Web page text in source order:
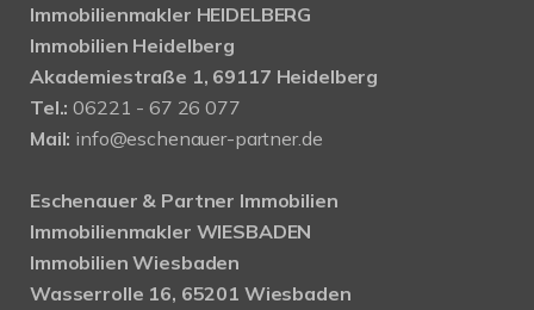
Immobilienmakler HEIDELBERG
Immobilien Heidelberg
Akademiestraße 1, 69117 Heidelberg
Tel.:06221 - 67 26 077
Mail: info@eschenauer-partner.de
Eschenauer & Partner Immobilien
Immobilienmakler WIESBADEN
Immobilien Wiesbaden
Wasserrolle 16, 65201 Wiesbaden